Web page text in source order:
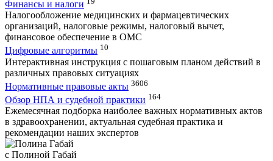
Финансы и налоги
Налогообложение медицинских и фармацевтических
организаций, налоговые режимы, налоговый вычет,
финансовое обеспечение в ОМС
Цифровые алгоритмы 10
Интерактивная инструкция с пошаговым планом действий в
различных правовых ситуациях
Нормативные правовые акты 3606
Обзор НПА и судебной практики 164
Ежемесячная подборка наиболее важных нормативных актов
в здравоохранении, актуальная судебная практика и
рекомендации наших экспертов
с Полиной Габай